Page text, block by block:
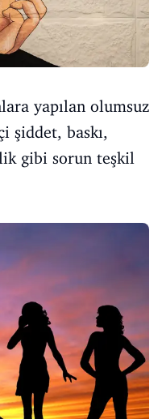
yapılan olumsuz
şiddet, baskı,
gibi sorun teşkil